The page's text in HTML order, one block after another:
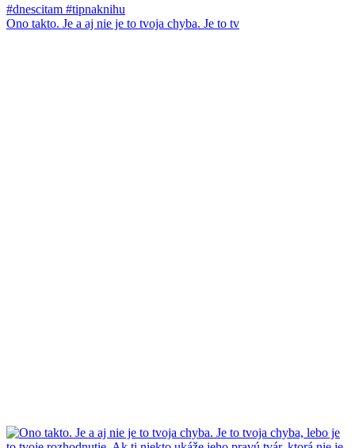
Ono takto. Je a aj nie je to tvoja chyba. Je to tv